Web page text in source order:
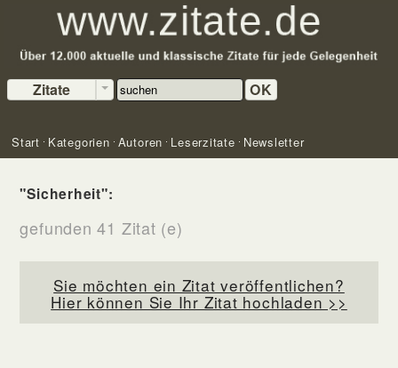
Zitate OK
Start Kategorien Autoren Leserzitate Newsletter
"Sicherheit":
gefunden 41 Zitat (e)
Sie möchten ein Zitat veröffentlichen?
Hier können Sie Ihr Zitat hochladen >>